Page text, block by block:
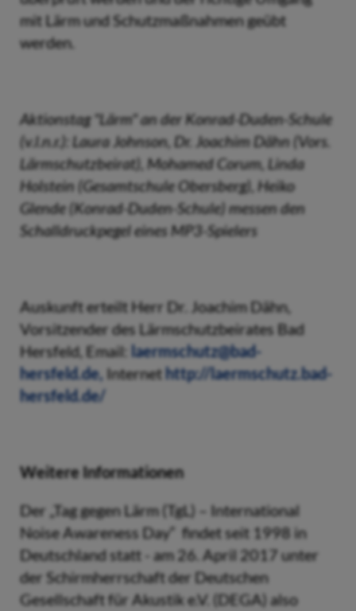
mit Lärm und Schutzmaßnahmen geübt
werden.
Aktionstag "Lärm" an der Konrad-Duden-Schule
(v.l.n.r.): Laura Johnson, Dr. Joachim Dähn (Vors.
Lärmschutzbeirat), Mohamed Corum, Linda
Holstein (Gesamtschule Obersberg), Heiko
Glende (Konrad-Duden-Schule) messen den
Schalldruckpegel eines MP3-Spielers
Auskunft erteilt Herr Dr. Joachim Dähn,
Vorsitzender des Lärmschutzbeirates Bad
Hersfeld, Email: laermschutz@bad-
hersfeld.de, Internethttp://laermschutz.bad-
hersfeld.de/
Weitere Informationen
Der „Tag gegen Lärm (TgL) – International
Noise Awareness Day“ findet seit 1998 in
Deutschland statt - am 26. April 2017 unter
der Schirmherrschaft der Deutschen
Gesellschaft für Akustik e.V. (DEGA) also